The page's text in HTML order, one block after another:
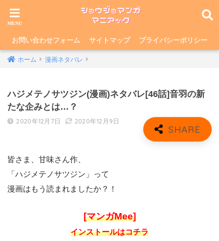
お問い合わせフォーム サイトマップ プライバシーポリシー
ホーム 漫画ネタバレ
ハジメテノサツジン(漫画)ネタバレ[46話]音羽の新
たな企みとは…？
2020年12月7日 2020年12月9日
皆さま、甘味さん作、
「ハジメテノサツジン」って
漫画はもう読まれましたか？！
[マンガMee]
インストールはコチラ